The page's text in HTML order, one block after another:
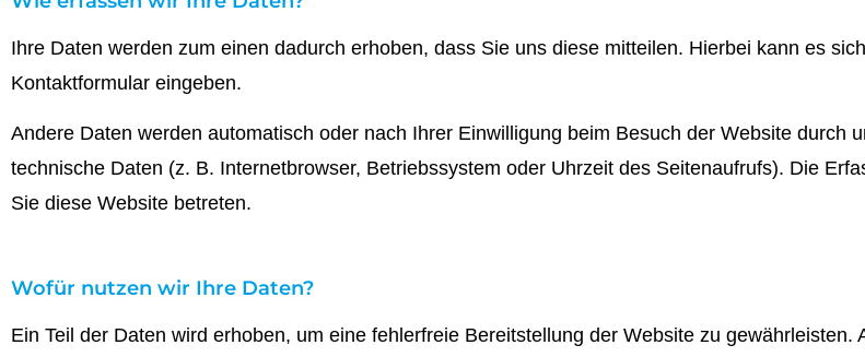
Ihre Daten werden zum einen dadurch erhoben, dass Sie uns diese mitteilen. Hierbei kann es
Kontaktformular eingeben.
Andere Daten werden automatisch oder nach Ihrer Einwilligung beim Besuch der Website durch
technische Daten (z. B. Internetbrowser, Betriebssystem oder Uhrzeit des Seitenaufrufs). Die
Sie diese Website betreten.
Wofür nutzen wir Ihre Daten?
Ein Teil der Daten wird erhoben, um eine fehlerfreie Bereitstellung der Website zu gewährleisten.